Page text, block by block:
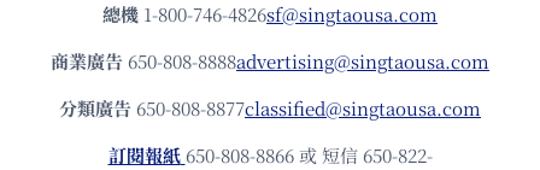
總機 1-800-746-4826sf@singtaousa.com
商業廣告 650-808-8888advertising@singtaousa.com
分類廣告 650-808-8877classified@singtaousa.com
訂閱報紙 650-808-8866 或 短信 650-822-